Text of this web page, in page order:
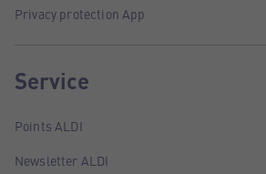
Privacy protection App
Service
Points ALDI
Newsletter ALDI